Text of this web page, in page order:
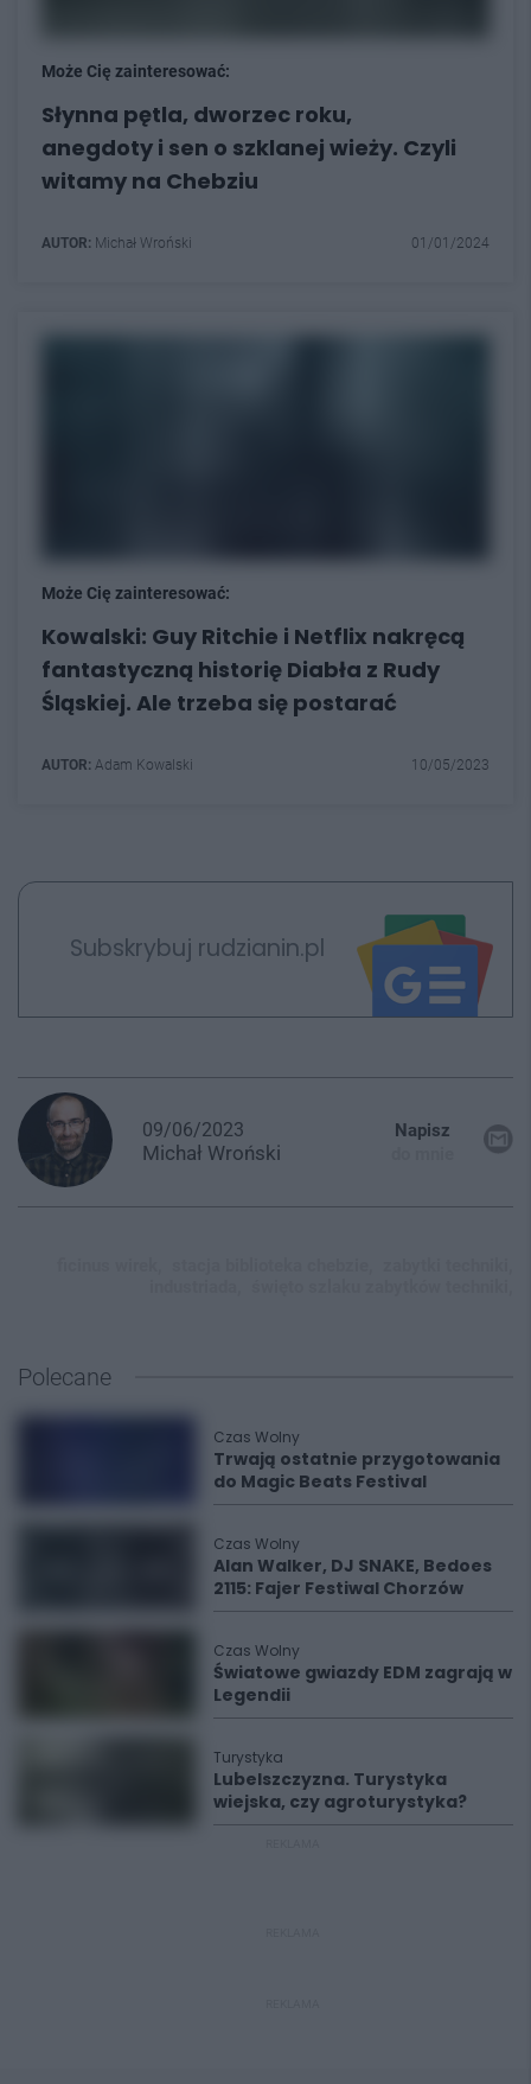
Może Cię zainteresować:
Słynna pętla, dworzec roku,
anegdoty i sen o szklanej wieży. Czyli
witamy na Chebziu
AUTOR: Michał Wroński 01/01/2024
Może Cię zainteresować:
Kowalski: Guy Ritchie i Netflix nakręcą
fantastyczną historię Diabła z Rudy
Śląskiej. Ale trzeba się postarać
AUTOR: Adam Kowalski 10/05/2023
Subskrybuj rudzianin.pl
09/06/2023
Michał Wroński
Napisz
Polecane
Czas Wolny
Trwają ostatnie przygotowania
do Magic Beats Festival
Czas Wolny
Alan Walker, DJ SNAKE, Bedoes
2115: Fajer Festiwal Chorzów
Czas Wolny
Światowe gwiazdy EDM zagrają w
Legendii
Turystyka
Lubelszczyzna. Turystyka
wiejska, czy agroturystyka?